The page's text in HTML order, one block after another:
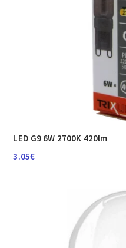
LED G9 6W 2700K 420lm
3.05€